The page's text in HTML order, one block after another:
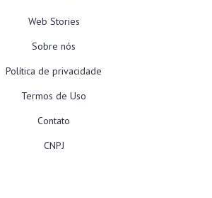
Web Stories
Sobre nós
Política de privacidade
Termos de Uso
Contato
CNPJ